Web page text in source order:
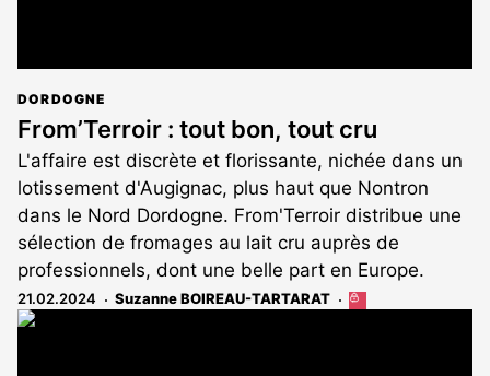
DORDOGNE
From’Terroir : tout bon, tout cru
L'affaire est discrète et florissante, nichée dans un
lotissement d'Augignac, plus haut que Nontron
dans le Nord Dordogne. From'Terroir distribue une
sélection de fromages au lait cru auprès de
professionnels, dont une belle part en Europe.
21.02.2024 Suzanne BOIREAU-TARTARAT
Cet